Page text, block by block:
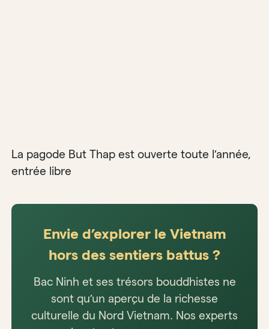
La pagode But Thap est ouverte toute l’année,
entrée libre
Envie d’explorer le Vietnam
hors des sentiers battus ?
Bac Ninh et ses trésors bouddhistes ne
sont qu’un aperçu de la richesse
culturelle du Nord Vietnam. Nos experts